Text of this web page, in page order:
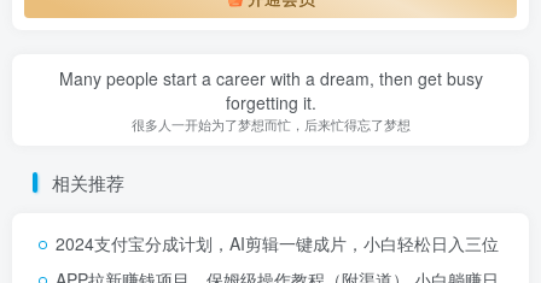
Many people start a career with a dream, then get busy
forgetting it.
很多人一开始为了梦想而忙，后来忙得忘了梦想
相关推荐
2024支付宝分成计划，AI剪辑一键成片，小白轻松日入三位